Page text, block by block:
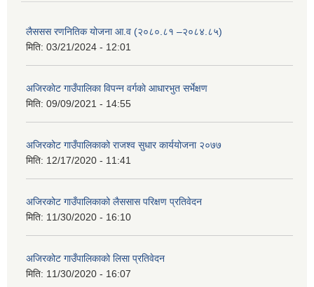
लैससस रणनितिक योजना आ.व (२०८०.८१ –२०८४.८५)
मिति: 03/21/2024 - 12:01
अजिरकाेट गाउँपालिका विपन्न वर्गकाे आधारभुत सर्भेक्षण
मिति: 09/09/2021 - 14:55
अजिरकोट गाउँपालिकाको राजश्व सुधार कार्ययोजना २०७७
मिति: 12/17/2020 - 11:41
अजिरकोट गाउँपालिकाको लैससास परिक्षण प्रतिवेदन
मिति: 11/30/2020 - 16:10
अजिरकोट गाउँपालिकाको लिसा प्रतिवेदन
मिति: 11/30/2020 - 16:07